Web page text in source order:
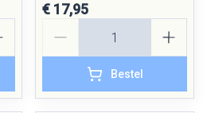
€ 17,95
Bestel